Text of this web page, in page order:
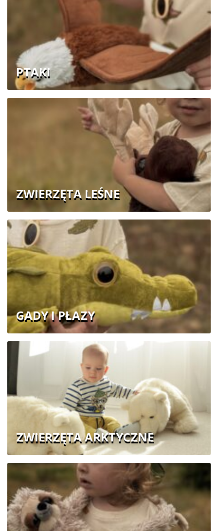
PTAKI
ZWIERZĘTA LEŚNE
GADY I PŁAZY
ZWIERZĘTA ARKTYCZNE